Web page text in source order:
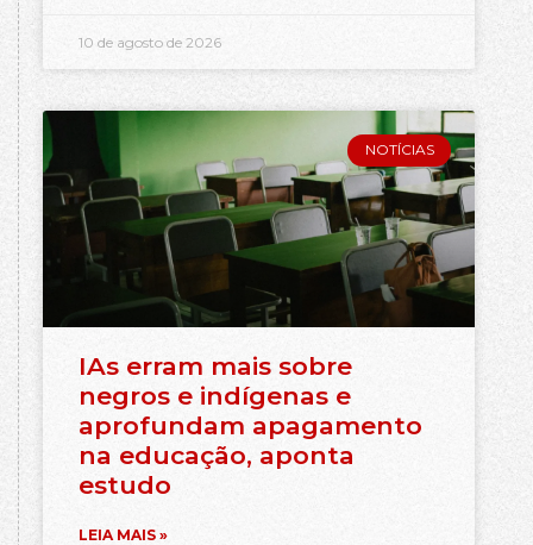
10 de agosto de 2026
NOTÍCIAS
IAs erram mais sobre
negros e indígenas e
aprofundam apagamento
na educação, aponta
estudo
LEIA MAIS »